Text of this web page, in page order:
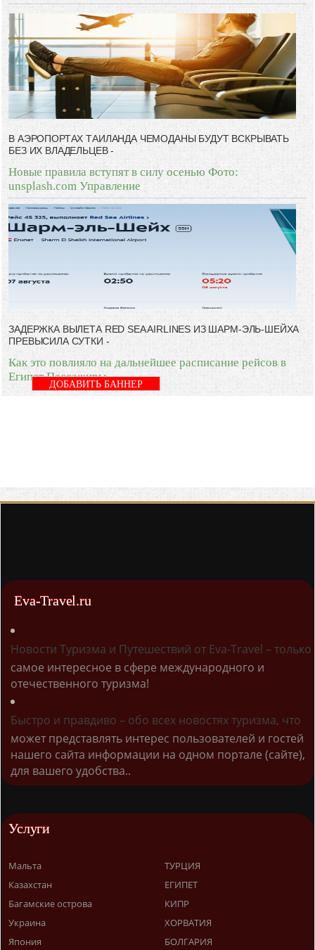
В АЭРОПОРТАХ ТАИЛАНДА ЧЕМОДАНЫ БУДУТ ВСКРЫВАТЬ
БЕЗ ИХ ВЛАДЕЛЬЦЕВ -
Новые правила вступят в силу осенью Фото:
unsplash.com Управление
ЗАДЕРЖКА ВЫЛЕТА RED SEA AIRLINES ИЗ ШАРМ-ЭЛЬ-ШЕЙХА
ПРЕВЫСИЛА СУТКИ -
Как это повлияло на дальнейшее расписание рейсов в
Египет Пассажиры
ДОБАВИТЬ БАННЕР
Eva-Travel.ru
Новости Туризма и Путешествий от Eva-Travel – только
самое интересное в сфере международного и
отечественного туризма!
Быстро и правдиво – обо всех новостях туризма, что
может представлять интерес пользователей и гостей
нашего сайта информации на одном портале (сайте),
для вашего удобства..
Услуги
Мальта
Казахстан
Багамские острова
Украина
Япония
ТУРЦИЯ
ЕГИПЕТ
КИПР
ХОРВАТИЯ
БОЛГАРИЯ